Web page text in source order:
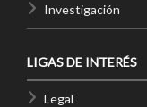
Investigación
LIGAS DE INTERÉS
Legal